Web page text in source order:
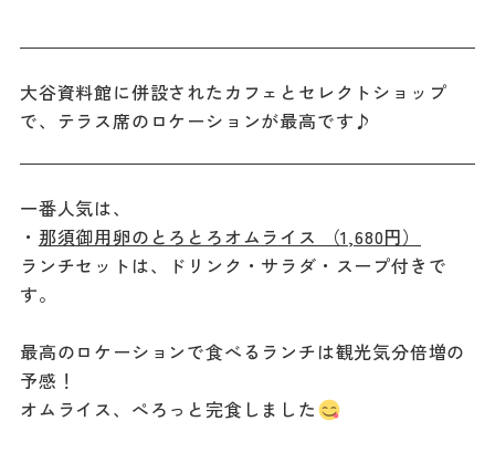
大谷資料館に併設されたカフェとセレクトショップ
で、テラス席のロケーションが最高です♪
一番人気は、
・ 那須御用卵のとろとろオムライス （1,680円）
ランチセットは、ドリンク・サラダ・スープ付きで
す。
最高のロケーションで食べるランチは観光気分倍増の
予感！
オムライス、ぺろっと完食しました